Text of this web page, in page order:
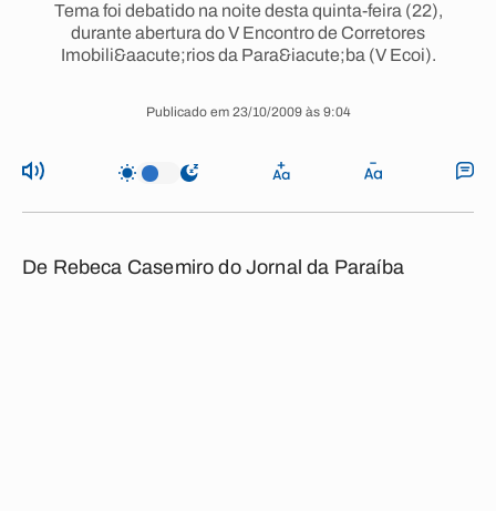
Tema foi debatido na noite desta quinta-feira (22),
durante abertura do V Encontro de Corretores
Imobili&aacute;rios da Para&iacute;ba (V Ecoi).
Publicado em 23/10/2009 às 9:04
De Rebeca Casemiro do Jornal da Paraíba